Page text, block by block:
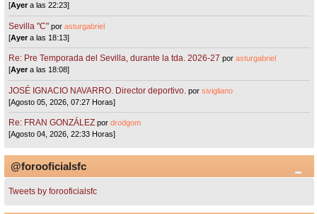
[Ayera las 22:23]
Sevilla "C"porasturgabriel
[Ayera las 18:13]
Re: Pre Temporada del Sevilla, durante la tda. 2026-27 porasturgabriel
[Ayera las 18:08]
JOSÉ IGNACIO NAVARRO. Director deportivo. porsivigliano
[Agosto 05, 2026, 07:27 Horas]
Re: FRAN GONZÁLEZ pordrodgom
[Agosto 04, 2026, 22:33 Horas]
@forooficialsfc
Tweets by forooficialsfc